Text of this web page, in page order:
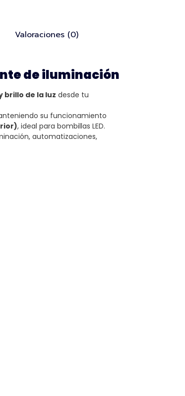
Valoraciones (0)
de iluminación
brillo de la luz desde tu
su funcionamiento
, ideal para bombillas LED.
automatizaciones,